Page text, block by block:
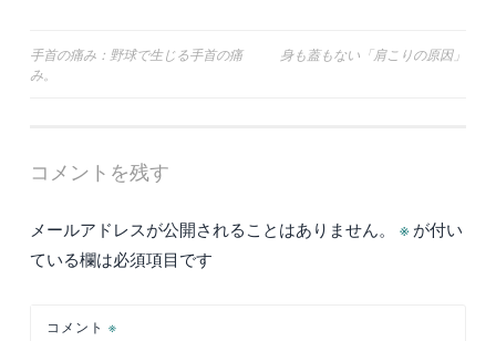
投
稿
ー
シ
ン
手首の痛み：野球で生じる手首の痛
み。
身も蓋もない「肩こりの原因」
コメントを残す
メールアドレスが公開されることはありません。 ※ が付い
ている欄は必須項目です
コメント ※